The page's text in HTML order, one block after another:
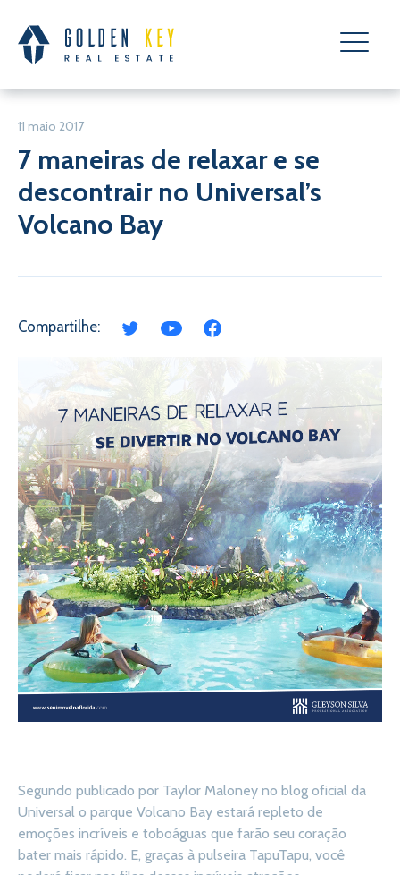
11 maio 2017
7 maneiras de relaxar e se
descontrair no Universal’s
Volcano Bay
Compartilhe:
Segundo publicado por Taylor Maloney no blog oficial da
Universal o parque Volcano Bay estará repleto de
emoções incríveis e toboáguas que farão seu coração
bater mais rápido. E, graças à pulseira TapuTapu, você